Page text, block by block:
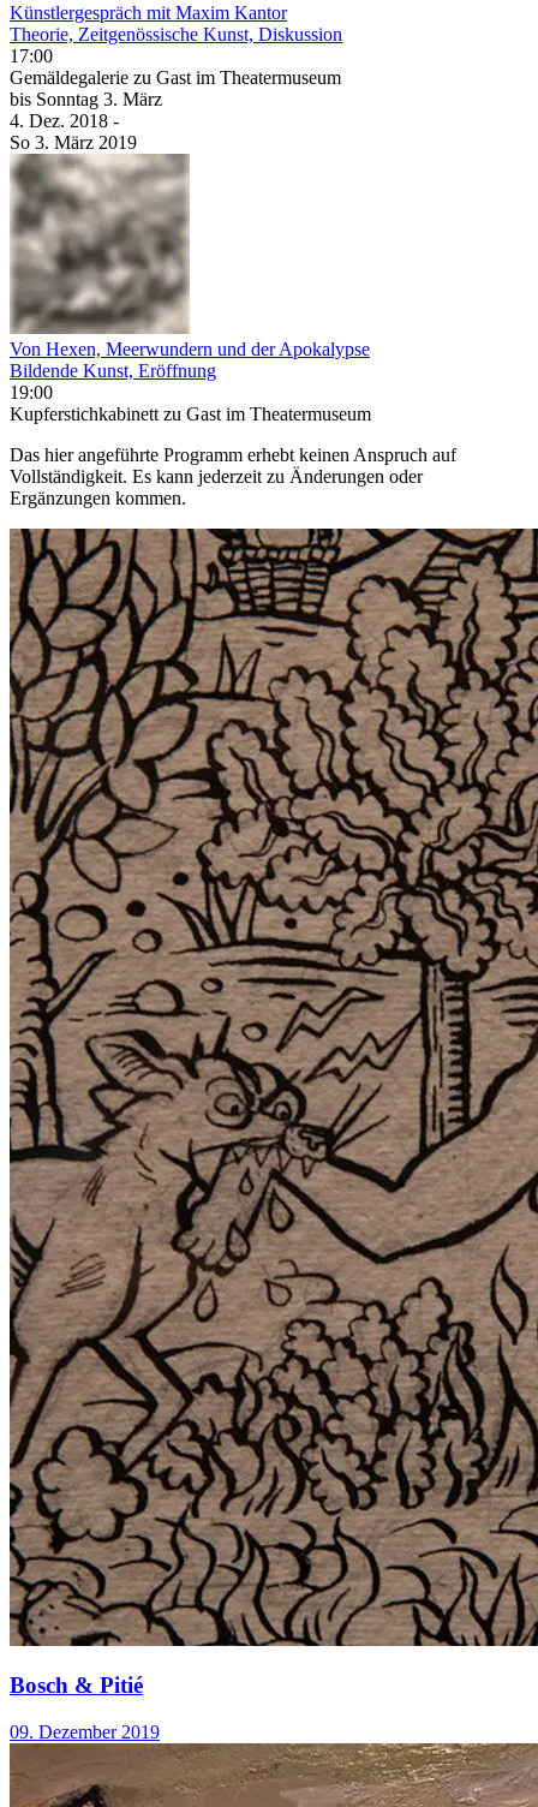
Künstlergespräch mit Maxim Kantor
Theorie, Zeitgenössische Kunst, Diskussion
17:00
Gemäldegalerie zu Gast im Theatermuseum
bis Sonntag 3. März
4. Dez. 2018 -
So 3. März 2019
Von Hexen, Meerwundern und der Apokalypse
Bildende Kunst, Eröffnung
19:00
Kupferstichkabinett zu Gast im Theatermuseum
Das hier angeführte Programm erhebt keinen Anspruch auf
Vollständigkeit. Es kann jederzeit zu Änderungen oder
Ergänzungen kommen.
Bosch & Pitié
09. Dezember 2019